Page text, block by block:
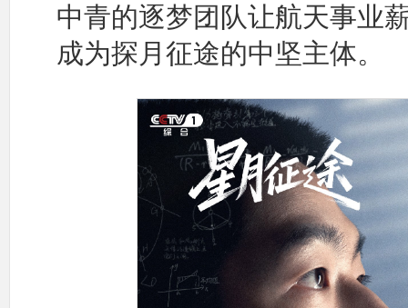
中青的逐梦团队让航天事业
成为探月征途的中坚主体。